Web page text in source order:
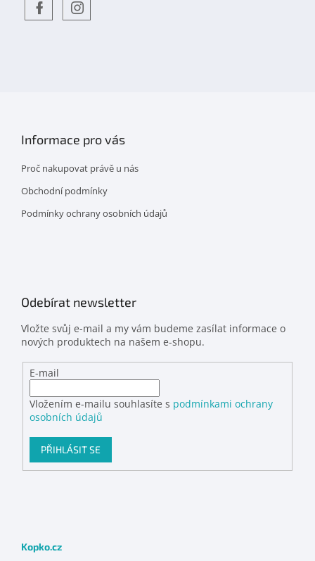
Informace pro vás
Proč nakupovat právě u nás
Obchodní podmínky
Podmínky ochrany osobních údajů
Odebírat newsletter
Vložte svůj e-mail a my vám budeme zasílat informace o
nových produktech na našem e-shopu.
E-mail
Vložením e-mailu souhlasíte s podmínkami ochrany
osobních údajů
PŘIHLÁSIT SE
Kopko.cz